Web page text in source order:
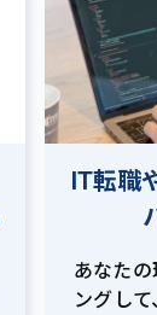
IT転職
あなたの
ングし